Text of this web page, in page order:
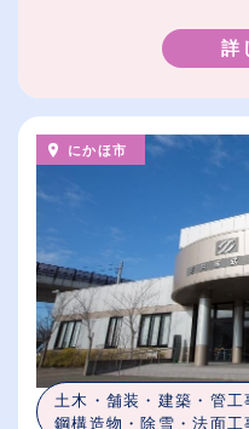
詳
にかほ市
土木・舗装・建築・管工
鋼構造物・除雪・法面工